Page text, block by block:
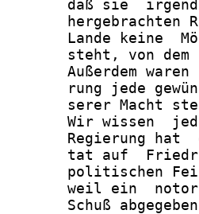
daß sie
hergebrachten
Lande keine
steht, von dem
Außerdem waren
rung jede
serer Macht
Wir wissen
Regierung hat
tat auf
politischen
weil ein
Schuß